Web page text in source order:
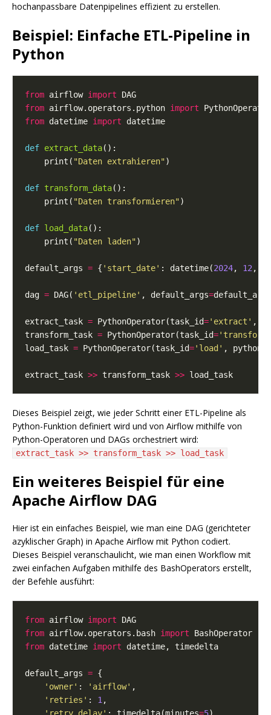
hochanpassbare Datenpipelines effizient zu erstellen.
Beispiel: Einfache ETL-Pipeline in
Python
from airflow import
from airflow.operators.python import
from datetime import
def extract_data
    print(
"Daten extrahieren"
def transform_data
    print(
"Daten transformieren"
def load_data
    print(
"Daten laden"
default_args = { 'start_date' : datetime(2024, 12 ,
dag = DAG( 'etl_pipeline' , default_args=
extract_task = PythonOperator(task_id='extract' ,
transform_task = PythonOperator(task_id='transform'
load_task = PythonOperator(task_id='load' ,
extract_task >> transform_task >>
Dieses Beispiel zeigt, wie jeder Schritt einer ETL-Pipeline als
Python-Funktion definiert wird und von Airflow mithilfe von
Python-Operatoren und DAGs orchestriert wird:
extract_task >> transform_task >> load_task
Ein weiteres Beispiel für eine
Apache Airflow DAG
Hier ist ein einfaches Beispiel, wie man eine DAG (gerichteter
azyklischer Graph) in Apache Airflow mit Python codiert.
Dieses Beispiel veranschaulicht, wie man einen Workflow mit
zwei einfachen Aufgaben mithilfe des BashOperators erstellt,
der Befehle ausführt:
from airflow import
from airflow.operators.bash import
from datetime import
default_args =
'owner' : 'airflow'
'retries' : 1